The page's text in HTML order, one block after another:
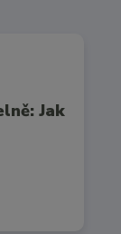
Jak